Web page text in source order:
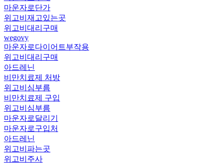
마운자로단가
위고비재고있는곳
위고비대리구매
wegovy
마운자로다이어트부작용
위고비대리구매
아드레닌
비만치료제 처방
위고비심부름
비만치료제 구입
위고비심부름
마운자로달리기
마운자로구입처
아드레닌
위고비파는곳
위고비주사